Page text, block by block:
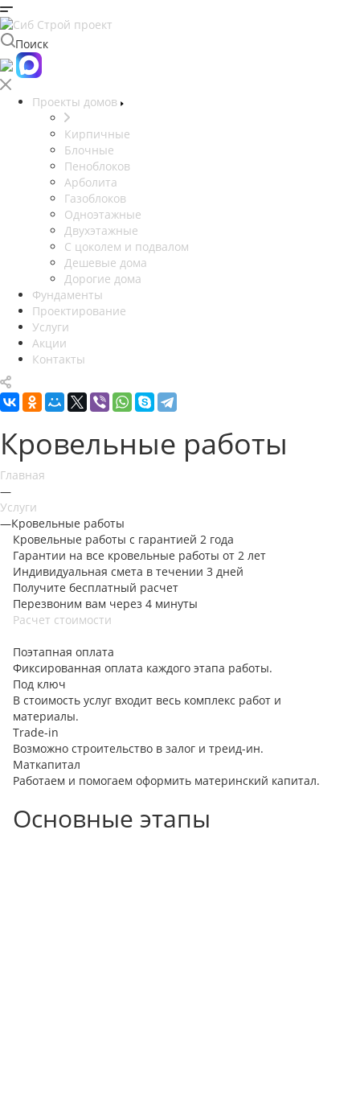
Поиск
Проекты домов
Кирпичные
Блочные
Пеноблоков
Арболита
Газоблоков
Одноэтажные
Двухэтажные
С цоколем и подвалом
Дешевые дома
Дорогие дома
Фундаменты
Проектирование
Услуги
Акции
Контакты
Кровельные работы
Главная
—
Услуги
—Кровельные работы
Кровельные работы с гарантией 2 года
Гарантии на все кровельные работы от 2 лет
Индивидуальная смета в течении 3 дней
Получите бесплатный расчет
Перезвоним вам через 4 минуты
Расчет стоимости
Поэтапная оплата
Фиксированная оплата каждого этапа работы.
Под ключ
В стоимость услуг входит весь комплекс работ и
материалы.
Trade-in
Возможно строительство в залог и треид-ин.
Маткапитал
Работаем и помогаем оформить материнский капитал.
Основные этапы